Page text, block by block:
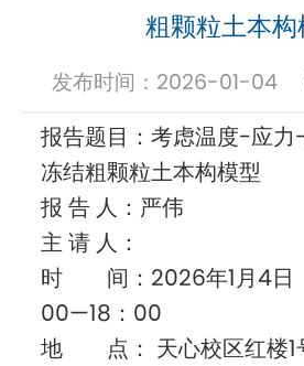
粗颗粒土本构
发布时间：2026-01-04
报告题目：考虑温度-应
冻结粗颗粒土本构模型
报 告 人：严伟
主 请 人：
时 间：2026年1月4日（
00—18：00
地 点： 天心校区红楼1